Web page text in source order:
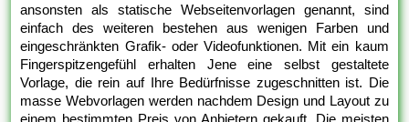
ansonsten als statische Webseitenvorlagen genannt, sind
einfach des weiteren bestehen aus wenigen Farben und
eingeschränkten Grafik- oder Videofunktionen. Mit ein kaum
Fingerspitzengefühl erhalten Jene eine selbst gestaltete
Vorlage, die rein auf Ihre Bedürfnisse zugeschnitten ist. Die
masse Webvorlagen werden nachdem Design und Layout zu
einem bestimmten Preis von Anbietern gekauft. Die meisten